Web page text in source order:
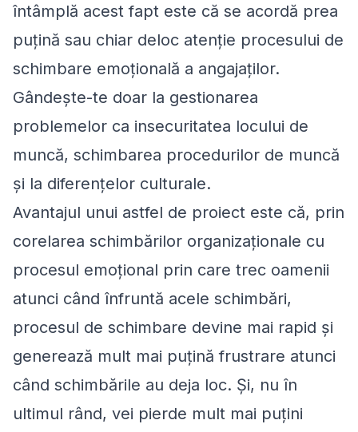
întâmplă acest fapt este că se acordă prea
puțină sau chiar deloc atenție procesului de
schimbare emoțională a angajaților.
Gândește-te doar la gestionarea
problemelor ca insecuritatea locului de
muncă, schimbarea procedurilor de muncă
și la diferențelor culturale.
Avantajul unui astfel de proiect este că, prin
corelarea schimbărilor organizaționale cu
procesul emoțional prin care trec oamenii
atunci când înfruntă acele schimbări,
procesul de schimbare devine mai rapid și
generează mult mai puțină frustrare atunci
când schimbările au deja loc. Și, nu în
ultimul rând, vei pierde mult mai puțini